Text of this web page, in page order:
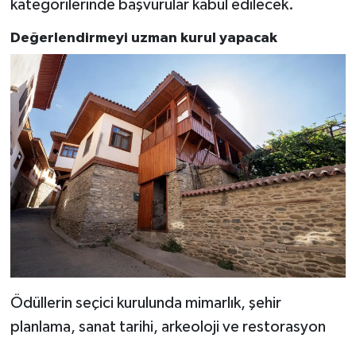
kategorilerinde başvurular kabul edilecek.
Değerlendirmeyi uzman kurul yapacak
Ödüllerin seçici kurulunda mimarlık, şehir
planlama, sanat tarihi, arkeoloji ve restorasyon